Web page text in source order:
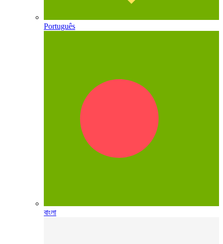
Português
বাংলা